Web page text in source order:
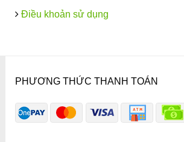
Điều khoản sử dụng
PHƯƠNG THỨC THANH TOÁN